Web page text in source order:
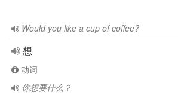
Would you like a cup of coffee?
想
动词
你想要什么？